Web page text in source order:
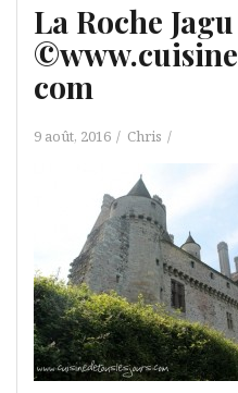
La Roche
com
9 août, 2016 Chris